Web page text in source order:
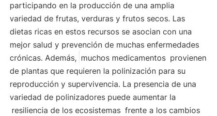
participando en la producción de una amplia
variedad de frutas, verduras y frutos secos. Las
dietas ricas en estos recursos se asocian con una
mejor salud y prevención de muchas enfermedades
crónicas. Además, muchos medicamentos provienen
de plantas que requieren la polinización para su
reproducción y supervivencia. La presencia de una
variedad de polinizadores puede aumentar la
resiliencia de los ecosistemas frente a los cambios